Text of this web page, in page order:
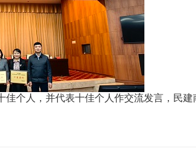
个人，并代表十佳个人作交流发言，民建